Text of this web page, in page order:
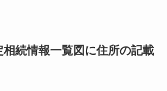
続情報一覧図に住所の記載